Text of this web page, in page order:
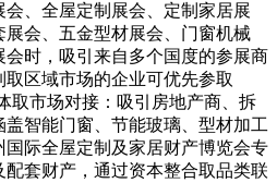
、全屋定制展会、定制家居展
会、五金型材展会、门窗机械
时，吸引来自多个国度的参展商
区域市场的企业可优先参取
取市场对接：吸引房地产商、拆
智能门窗、节能玻璃、型材加工
际全屋定制及家居财产博览会专
套财产，通过资本整合取品类联